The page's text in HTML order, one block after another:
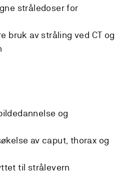
stråledoser for
bruk av stråling ved CT og
og
av caput, thorax og
til strålevern